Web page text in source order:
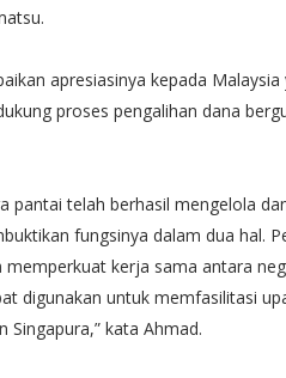
apresiasinya kepada
proses pengalihan dana
pantai telah berhasil mengelola
fungsinya dalam dua hal.
kerja sama antara
digunakan untuk memfasilitasi
Singapura,” kata Ahmad.